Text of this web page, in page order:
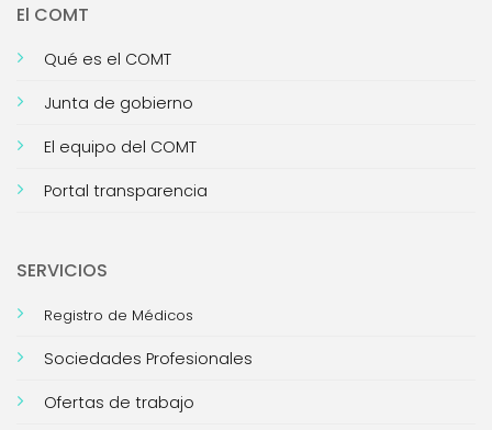
El COMT
Qué es el COMT
Junta de gobierno
El equipo del COMT
Portal transparencia
SERVICIOS
Registro de Médicos
Sociedades Profesionales
Ofertas de trabajo